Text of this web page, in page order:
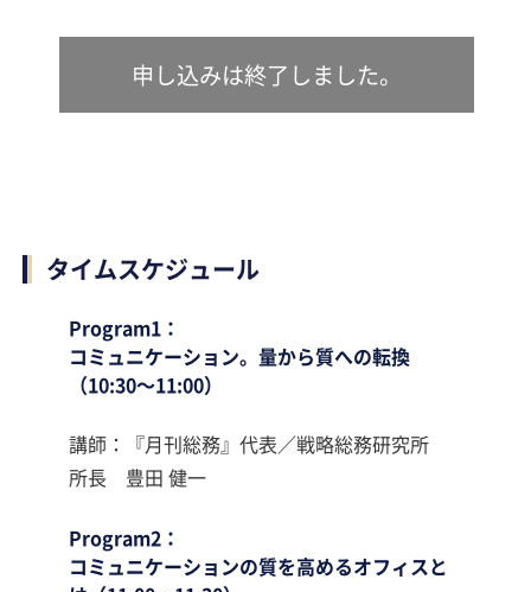
申し込みは終了しました。
タイムスケジュール
Program1：
コミュニケーション。量から質への転換
（10:30～11:00）
講師：『月刊総務』代表／戦略総務研究所
所長 豊田 健一
Program2：
コミュニケーションの質を高めるオフィスと